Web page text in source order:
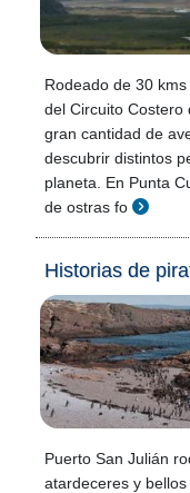
Rodeado de 30
del Circuito Costero
gran cantidad de
descubrir distintos
planeta. En Punta
de ostras fo
Historias de
Puerto San Julián
atardeceres y